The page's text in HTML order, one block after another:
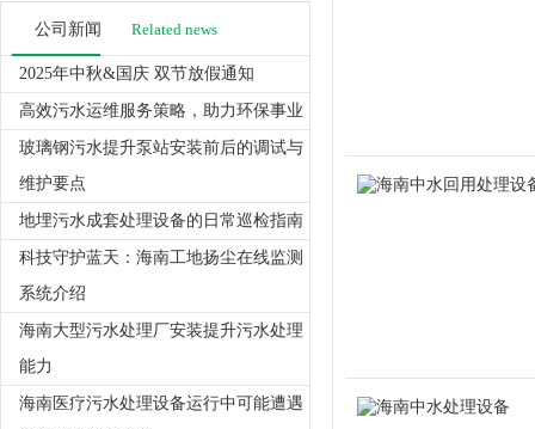
公司新闻 Related news
2025年中秋&国庆 双节放假通知
高效污水运维服务策略，助力环保事业
玻璃钢污水提升泵站安装前后的调试与
维护要点
地埋污水成套处理设备的日常巡检指南
科技守护蓝天：海南工地扬尘在线监测
系统介绍
海南大型污水处理厂安装提升污水处理
能力
海南医疗污水处理设备运行中可能遭遇